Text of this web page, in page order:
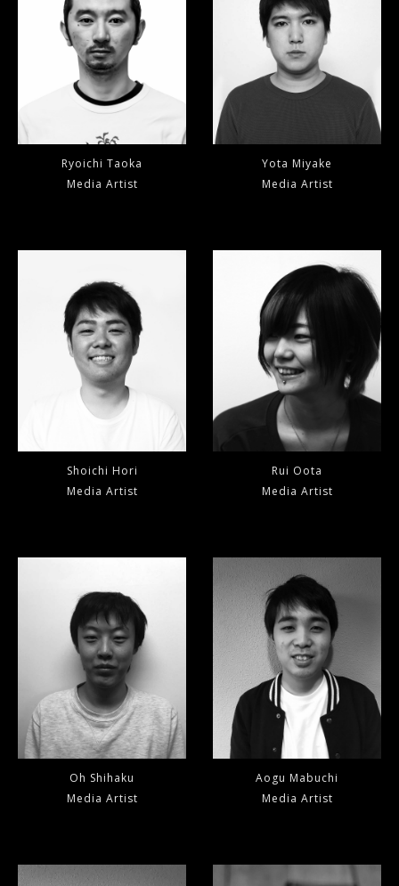
Ryoichi Taoka
Media Artist
Yota Miyake
Media Artist
Shoichi Hori
Media Artist
Rui Oota
Media Artist
Oh Shihaku
Media Artist
Aogu Mabuchi
Media Artist